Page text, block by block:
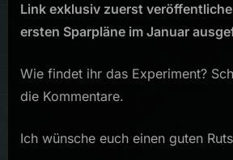
Link exklusiv zuerst
ersten Sparpläne im Januar
Wie findet ihr das Experiment?
die Kommentare.
Ich wünsche euch einen guten